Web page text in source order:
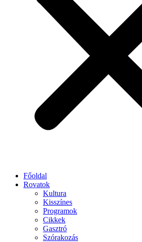
Főoldal
Rovatok
Kultura
Kisszínes
Programok
Cikkek
Gasztró
Szórakozás